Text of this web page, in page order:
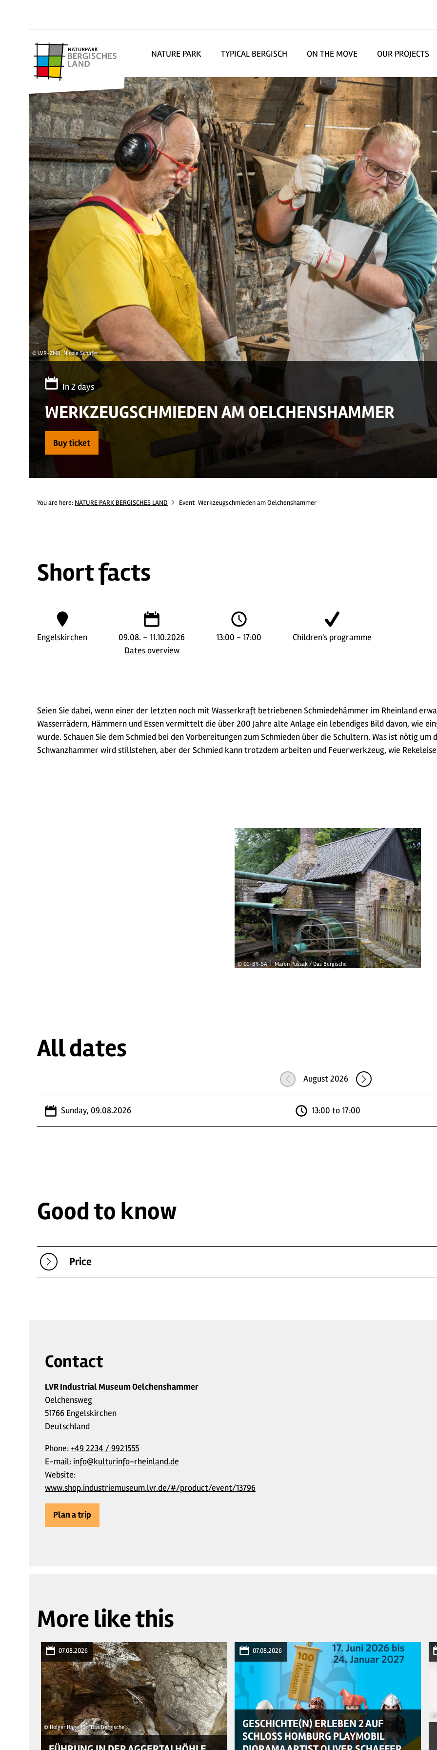
NATURE PARK TYPICAL BERGISCH ON THE MOVE OUR PROJECTS
© LVR-ZMB, Nicole Schäfer
In 2 days
WERKZEUGSCHMIEDEN AM OELCHENSHAMMER
Buy ticket
You are here: NATURE PARK BERGISCHES LAND Event Werkzeugschmieden am Oelchenshammer
Short facts
Engelskirchen
09.08. – 11.10.2026
Dates overview
13:00 - 17:00 Children's programme
Seien Sie dabei, wenn einer der letzten noch mit Wasserkraft betriebenen Schmiedehämmer im Rheinland
Wasserrädern, Hämmern und Essen vermittelt die über 200 Jahre alte Anlage ein lebendiges Bild davon, wie
wurde. Schauen Sie dem Schmied bei den Vorbereitungen zum Schmieden über die Schultern. Was ist nötig um
Schwanzhammer wird stillstehen, aber der Schmied kann trotzdem arbeiten und Feuerwerkzeug, wie
© CC-BY-SA | Maren Pussak / Das Bergische
All dates
August 2026
Sunday, 09.08.2026 13:00 to 17:00
Good to know
Price
Contact
LVR Industrial Museum Oelchenshammer
Oelchensweg
51766 Engelskirchen
Deutschland
Phone:+49 2234 / 9921555
E-mail: info@kulturinfo-rheinland.de
Website:
www.shop.industriemuseum.lvr.de/#/product/event/13796
Plan a trip
More like this
07.08.2026
© Holger Hage für "Das Bergische"
07.08.2026
GESCHICHTE(N) ERLEBEN 2 AUF
SCHLOSS HOMBURG PLAYMOBIL
©